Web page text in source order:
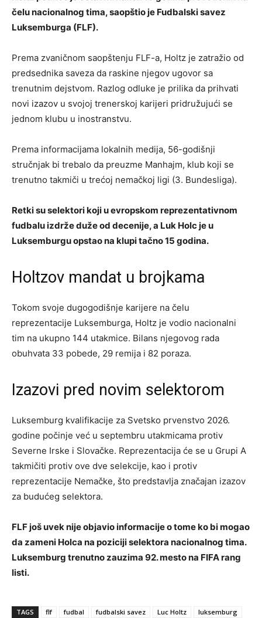
čelu nacionalnog tima, saopštio je Fudbalski savez
Luksemburga (FLF).
Prema zvaničnom saopštenju FLF-a, Holtz je zatražio od
predsednika saveza da raskine njegov ugovor sa
trenutnim dejstvom. Razlog odluke je prilika da prihvati
novi izazov u svojoj trenerskoj karijeri pridružujući se
jednom klubu u inostranstvu.
Prema informacijama lokalnih medija, 56-godišnji
stručnjak bi trebalo da preuzme Manhajm, klub koji se
trenutno takmiči u trećoj nemačkoj ligi (3. Bundesliga).
Retki su selektori koji u evropskom reprezentativnom
fudbalu izdrže duže od decenije, a Luk Holc je u
Luksemburgu opstao na klupi tačno 15 godina.
Holtzov mandat u brojkama
Tokom svoje dugogodišnje karijere na čelu
reprezentacije Luksemburga, Holtz je vodio nacionalni
tim na ukupno 144 utakmice. Bilans njegovog rada
obuhvata 33 pobede, 29 remija i 82 poraza.
Izazovi pred novim selektorom
Luksemburg kvalifikacije za Svetsko prvenstvo 2026.
godine počinje već u septembru utakmicama protiv
Severne Irske i Slovačke. Reprezentacija će se u Grupi A
takmičiti protiv ove dve selekcije, kao i protiv
reprezentacije Nemačke, što predstavlja značajan izazov
za budućeg selektora.
FLF još uvek nije objavio informacije o tome ko bi mogao
da zameni Holca na poziciji selektora nacionalnog tima.
Luksemburg trenutno zauzima 92. mesto na FIFA rang
listi.
TAGS flf fudbal fudbalski savez Luc Holtz luksemburg